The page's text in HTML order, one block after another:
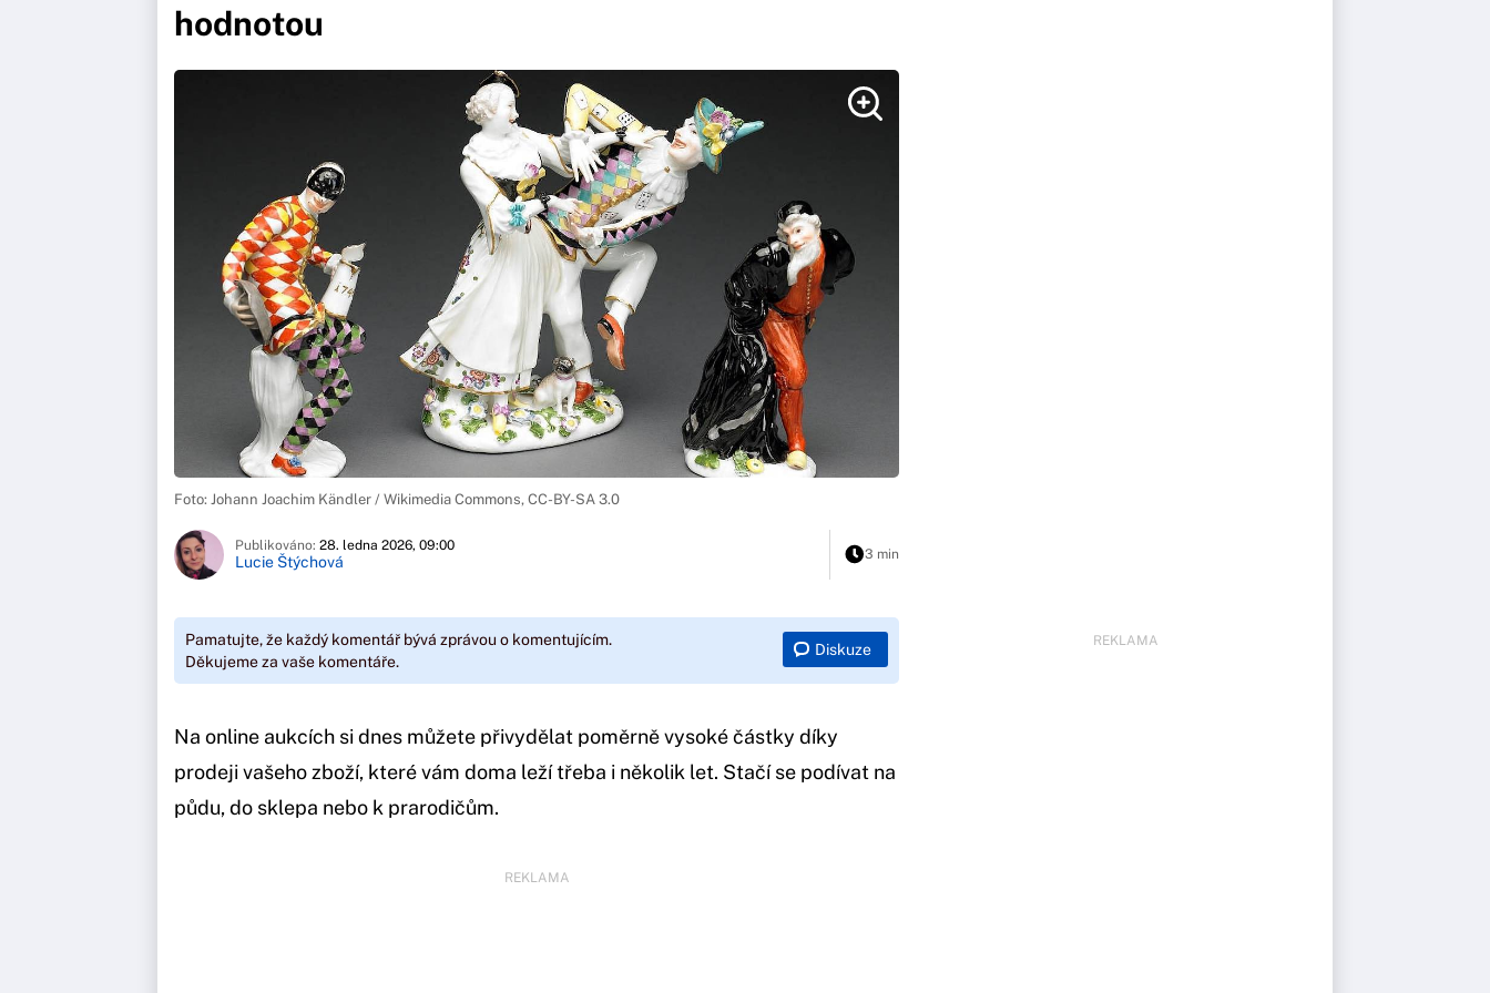
hodnotou
Foto: Johann Joachim Kändler / Wikimedia Commons, CC-BY-SA 3.0
Publikováno: 28. ledna 2026, 09:00
Lucie Štýchová 3 min
Pamatujte, že každý komentář bývá zprávou o komentujícím.
Děkujeme za vaše komentáře.
Diskuze
Na online aukcích si dnes můžete přivydělat poměrně vysoké částky díky
prodeji vašeho zboží, které vám doma leží třeba i několik let. Stačí se podívat na
půdu, do sklepa nebo k prarodičům.
REKLAMA
REKLAMA